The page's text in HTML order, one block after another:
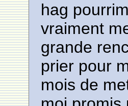
hag
vraiment
grande
prier pour
mois de